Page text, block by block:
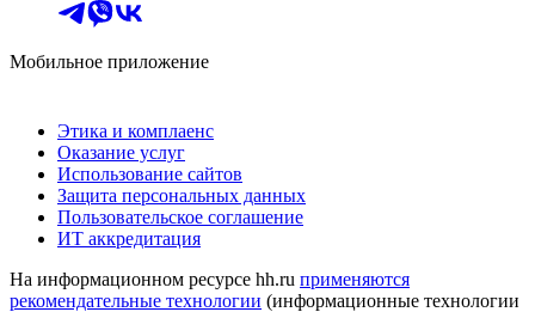
Мобильное приложение
Этика и комплаенс
Оказание услуг
Использование сайтов
Защита персональных данных
Пользовательское соглашение
ИТ аккредитация
На информационном ресурсе hh.ru применяются
рекомендательные технологии (информационные технологии